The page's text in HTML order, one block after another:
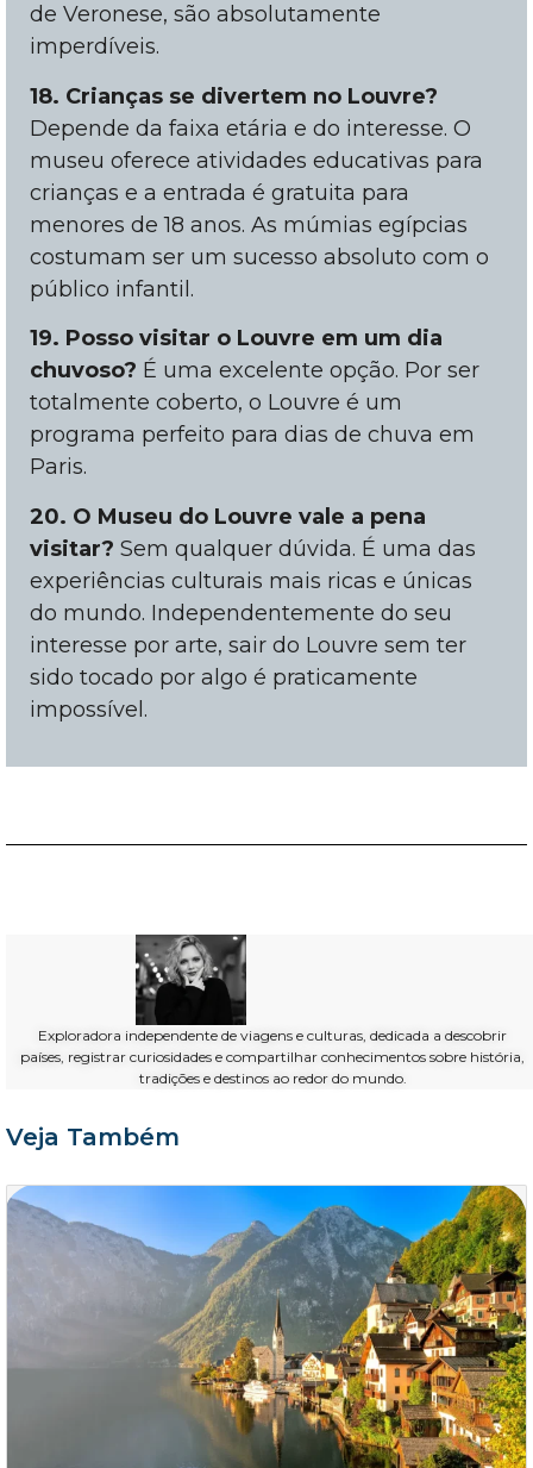
de Veronese, são absolutamente
imperdíveis.
18. Crianças se divertem no Louvre?
Depende da faixa etária e do interesse. O
museu oferece atividades educativas para
crianças e a entrada é gratuita para
menores de 18 anos. As múmias egípcias
costumam ser um sucesso absoluto com o
público infantil.
19. Posso visitar o Louvre em um dia
chuvoso? É uma excelente opção. Por ser
totalmente coberto, o Louvre é um
programa perfeito para dias de chuva em
Paris.
20. O Museu do Louvre vale a pena
visitar? Sem qualquer dúvida. É uma das
experiências culturais mais ricas e únicas
do mundo. Independentemente do seu
interesse por arte, sair do Louvre sem ter
sido tocado por algo é praticamente
impossível.
Exploradora independente de viagens e culturas, dedicada a descobrir
países, registrar curiosidades e compartilhar conhecimentos sobre história,
tradições e destinos ao redor do mundo.
Veja Também